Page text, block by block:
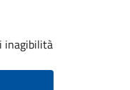
inagibilità